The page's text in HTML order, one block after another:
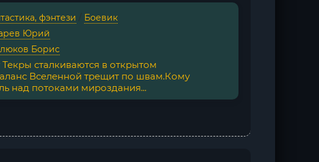
фэнтези Боевик
Юрий
Борис
сталкиваются в открытом
Вселенной трещит по швам.Кому
над потоками мироздания...